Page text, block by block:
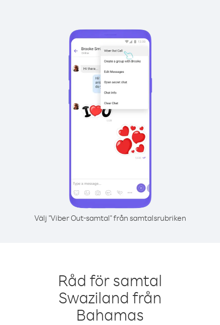
Välj "Viber Out-samtal" från samtalsrubriken
Råd för samtal
Swaziland från
Bahamas